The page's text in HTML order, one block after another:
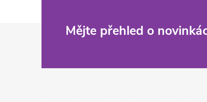
Mějte přehled o